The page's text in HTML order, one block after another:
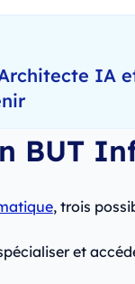
IA
BUT
, trois
et